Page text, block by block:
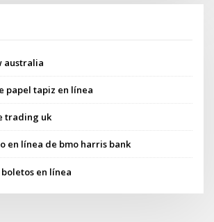
australia
papel tapiz en línea
trading uk
en línea de bmo harris bank
en línea